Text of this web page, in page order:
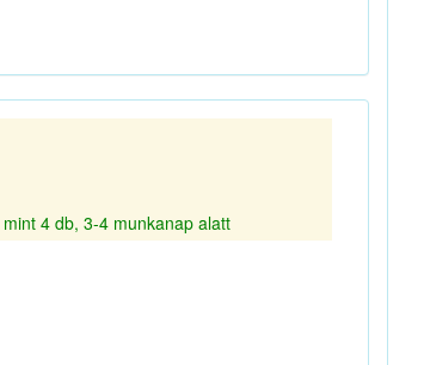
4 db, 3-4 munkanap alatt